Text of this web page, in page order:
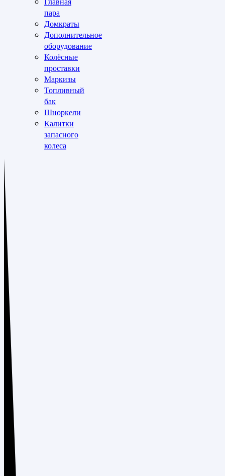
пара
Домкраты
Дополнительное
оборудование
Колёсные
проставки
Маркизы
Топливный
бак
Шноркели
Калитки
запасного
колеса